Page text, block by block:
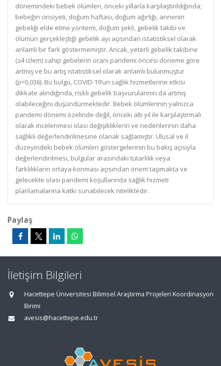
dönemindeki bebek ölümleri, önceki yıllarla karşılaştırıldığında;
bebeğin cinsiyeti, doğum haftası, doğum ağırlığı, annenin
gebeliği elde etme yöntemi, doğum şekli, gebelik takibi ve
ölümün gerçekleştiği gebelik ayı açısından istatistiksel olarak
anlamlı bir fark göstermemiştir. Ancak, yeterli gebelik takibine
(≥4 izlem) sahip gebelerin oranı pandemi öncesi döneme göre
artmış ve bu artış istatistiksel olarak anlamlı bulunmuştur
(p=0,036). Bu bulgu, COVID-19’un sağlık hizmetlerine etkisi
dikkate alındığında, riskli gebelik başvurularının da artmış
olabileceğini düşündürmektedir. Bebek ölümlerinin yalnızca
pandemi dönemi özelinde değil, önceki altı yıl ile karşılaştırmalı
olarak incelenmesi olası değişikliklerin ve nedenlerinin daha
sağlıklı değerlendirilmesine olanak sağlamıştır. Ulusal ve il
düzeyindeki bebek ölümleri göstergelerinin bu bakış açısıyla
değerlendirilmesi, bulgular arasındaki tutarlılık veya
farklılıkların ortaya konması açısından önem taşımakta ve
gelecekte olası pandemi koşullarında sağlık hizmeti
planlamalarına katkı sunabilecek niteliktedir.
Paylaş
İletişim Bilgileri
Hacettepe Üniversitesi Bilimsel Araştırma Projeleri Koordinasyon
Birimi
avesis@hacettepe.edu.tr